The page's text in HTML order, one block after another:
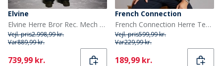
Elvine
Elvine Herre Bror Rec. Mech Stretch 10k Jakker Oliven
Vejl. pris2.998,99 kr.
Var889,99 kr.
Current
739,99 kr.
French Connection
French Connection Herre Teknisk Overskjorte Khaki
Vejl. pris599,99 kr.
Var229,99 kr.
Current
189,99 kr.